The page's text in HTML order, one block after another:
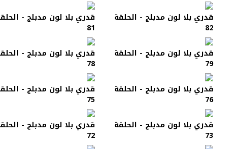
قدري بلا لون مدبلج - الحلقة
82
قدري بلا لون مدبلج -
81
قدري بلا لون مدبلج - الحلقة
79
قدري بلا لون مدبلج -
78
قدري بلا لون مدبلج - الحلقة
76
قدري بلا لون مدبلج -
75
قدري بلا لون مدبلج - الحلقة
73
قدري بلا لون مدبلج -
72